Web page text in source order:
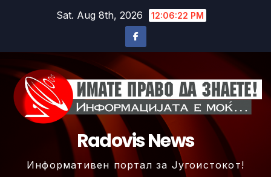
Sat. Aug 8th, 2026 12:06:25 PM
Radovis News
Информативен портал за Југоистокот!